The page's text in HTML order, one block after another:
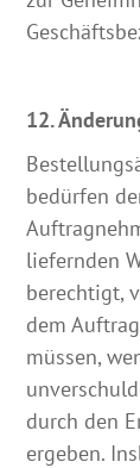
12.
bedürfen
liefernden
berechtigt,
dem
müssen,
durch den
ergeben.